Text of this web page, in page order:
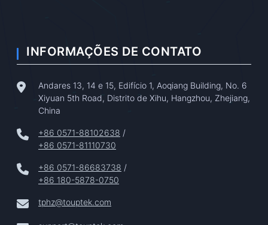
INFORMAÇÕES DE CONTATO
Andares 13, 14 e 15, Edifício 1, Aoqiang Building, No. 6
Xiyuan 5th Road, Distrito de Xihu, Hangzhou, Zhejiang,
China
+86 0571-88102638 /
+86 0571-81110730
+86 0571-86683738 /
+86 180-5878-0750
tphz@touptek.com